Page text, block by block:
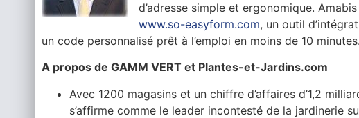
d’adresse simple et ergonomique.
www.so-easyform.com, un outil
un code personnalisé prêt à l’emploi en moins de 10
A propos de GAMM VERT et Plantes-et-Jardins.com
Avec 1200 magasins et un chiffre d’affaires d’1,2
s’affirme comme le leader incontesté de la jardinerie